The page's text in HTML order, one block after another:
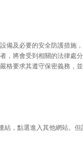
備及必要的安全防護措
，將會受到相關的法律處分
要求其遵守保密義務，
，點選進入其他網站。